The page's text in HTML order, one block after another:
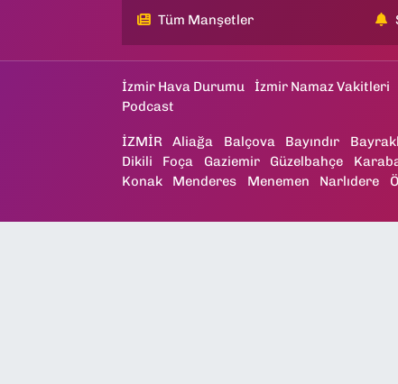
Tüm Manşetler
İzmir Hava Durumu İzmir Namaz Vakitleri
Podcast
İZMİR Aliağa Balçova Bayındır
Dikili
Foça Gaziemir Güzelbahçe
Konak
Menderes Menemen Narlıdere